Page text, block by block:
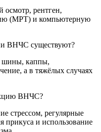
осмотр, рентген,
(МРТ) и компьютерную
ВНЧС существуют?
шины, каппы,
а в тяжёлых случаях
ВНЧС?
стрессом, регулярные
прикуса и использование